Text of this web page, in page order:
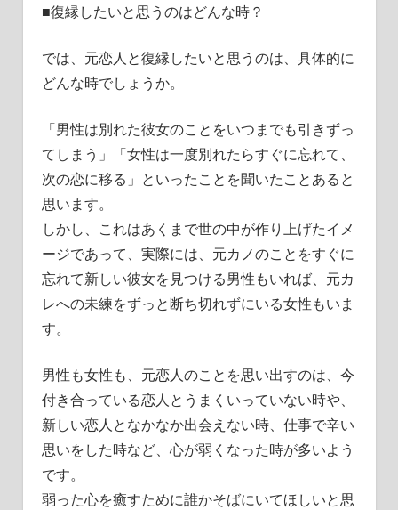
か？■復縁したいと思うのはどんな時？
では、元恋人と復縁したいと思うのは、具体的に
どんな時でしょうか。
「男性は別れた彼女のことをいつまでも引きずっ
てしまう」「女性は一度別れたらすぐに忘れて、
次の恋に移る」といったことを聞いたことあると
思います。
しかし、これはあくまで世の中が作り上げたイメ
ージであって、実際には、元カノのことをすぐに
忘れて新しい彼女を見つける男性もいれば、元カ
レへの未練をずっと断ち切れずにいる女性もいま
す。
男性も女性も、元恋人のことを思い出すのは、今
付き合っている恋人とうまくいっていない時や、
新しい恋人となかなか出会えない時、仕事で辛い
思いをした時など、心が弱くなった時が多いよう
です。
弱った心を癒すために誰かそばにいてほしいと思